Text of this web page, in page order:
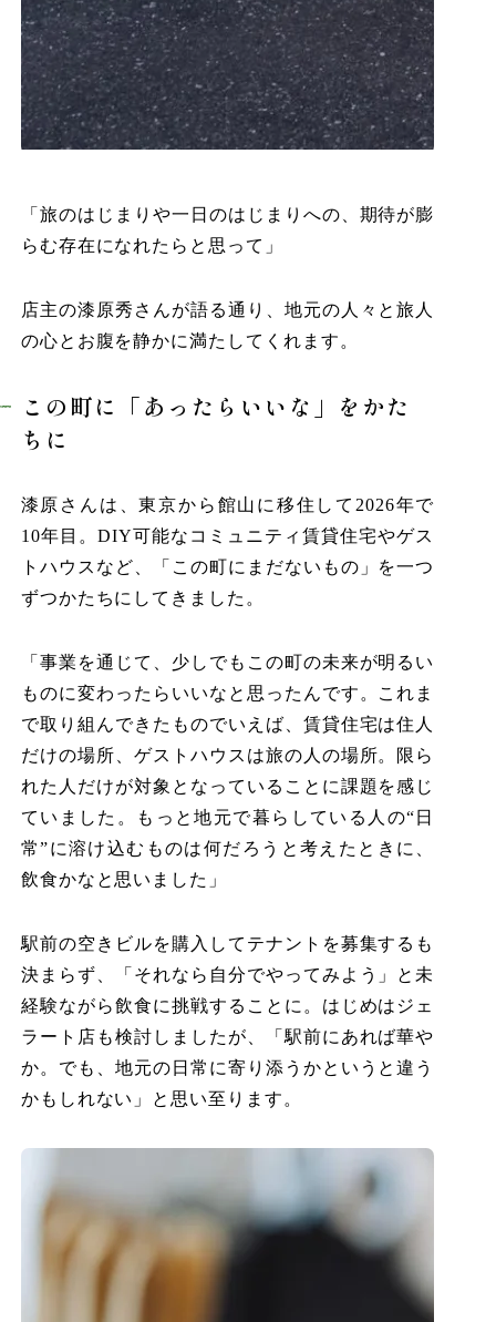
「旅のはじまりや一日のはじまりへの、期待が膨
らむ存在になれたらと思って」
店主の漆原秀さんが語る通り、地元の人々と旅人
の心とお腹を静かに満たしてくれます。
この町に「あったらいいな」をかた
ちに
漆原さんは、東京から館山に移住して2026年で
10年目。DIY可能なコミュニティ賃貸住宅やゲス
トハウスなど、「この町にまだないもの」を一つ
ずつかたちにしてきました。
「事業を通じて、少しでもこの町の未来が明るい
ものに変わったらいいなと思ったんです。これま
で取り組んできたものでいえば、賃貸住宅は住人
だけの場所、ゲストハウスは旅の人の場所。限ら
れた人だけが対象となっていることに課題を感じ
ていました。もっと地元で暮らしている人の“日
常”に溶け込むものは何だろうと考えたときに、
飲食かなと思いました」
駅前の空きビルを購入してテナントを募集するも
決まらず、「それなら自分でやってみよう」と未
経験ながら飲食に挑戦することに。はじめはジェ
ラート店も検討しましたが、「駅前にあれば華や
か。でも、地元の日常に寄り添うかというと違う
かもしれない」と思い至ります。